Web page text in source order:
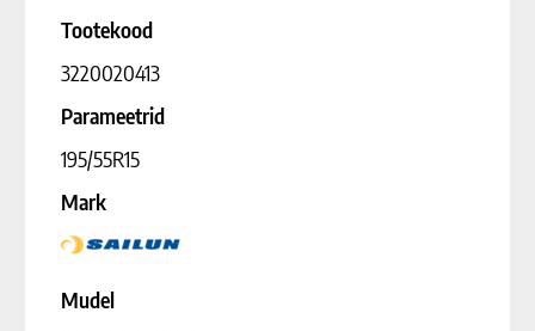
Tootekood
3220020413
Parameetrid
195/55R15
Mark
Mudel